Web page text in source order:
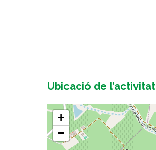
Ubicació de l’activitat
+
−